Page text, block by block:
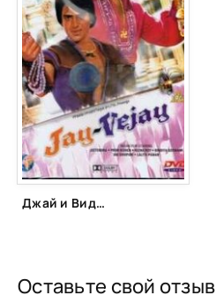
Джай и Виджай (1977)
Оставьте свой отзыв